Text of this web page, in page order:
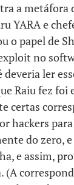
a metáfora
YARA e
o papel de
no
deveria ler
Raiu fez foi
certas
hackers
do zero,
e assim,
(A